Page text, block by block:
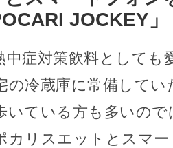
JOCKEY」
中症対策飲料としても
の冷蔵庫に常備して
いている方も多いの
カリスエットとスマ